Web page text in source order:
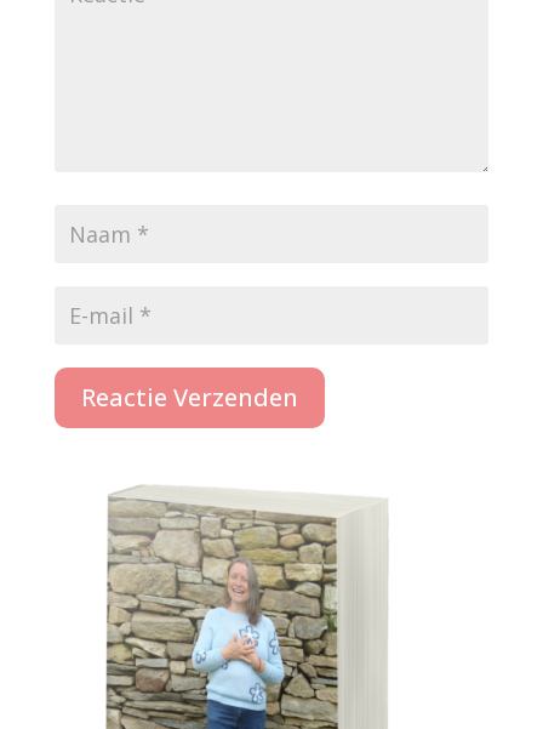
Reactie Verzenden